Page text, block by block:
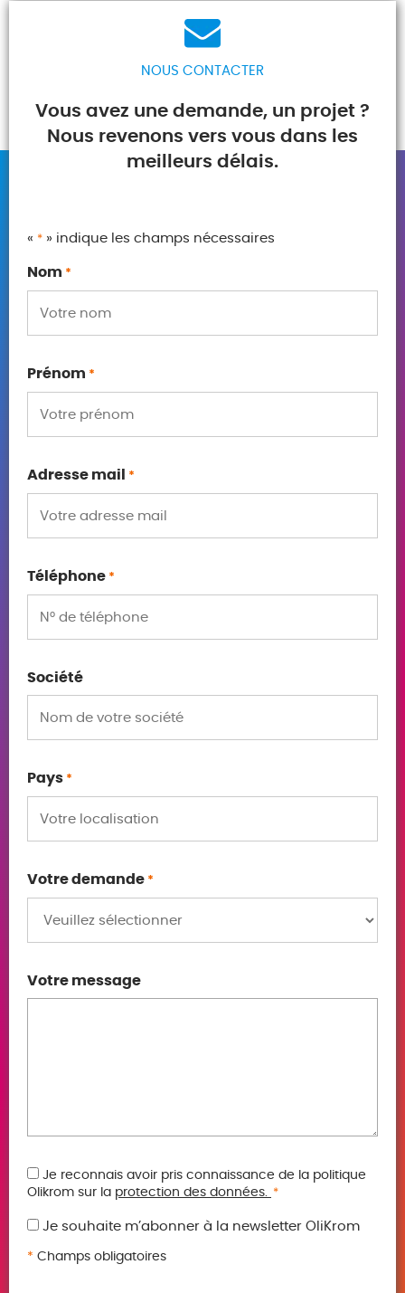
NOUS CONTACTER
Vous avez une demande, un projet ?
Nous revenons vers vous dans les
meilleurs délais.
« * » indique les champs nécessaires
Nom *
Prénom *
Adresse mail *
Téléphone *
Société
Pays *
Votre demande *
Votre message
RGPD
*
Je reconnais avoir pris connaissance de la politique
Olikrom sur la protection des données. *
Je souhaite m’abonner à la newsletter OliKrom
* Champs obligatoires